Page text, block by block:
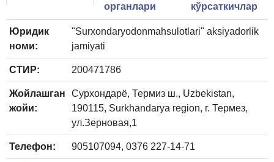
органлари
кўрсаткичлар
Юридик
номи:
"Surxondaryodonmahsulotlari" aksiyadorlik
jamiyati
СТИР: 200471786
Жойлашган
жойи:
Сурхондарё, Термиз ш., Uzbekistan,
190115, Surkhandarya region, г. Термез,
ул.Зерновая,1
Телефон: 905107094, 0376 227-14-71